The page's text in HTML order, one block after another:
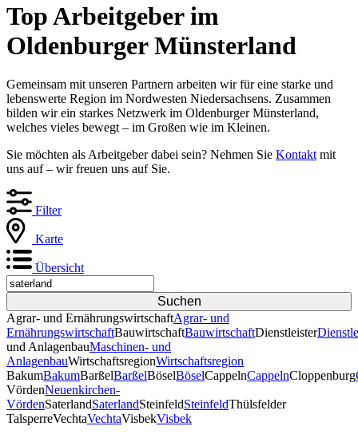
Top Arbeitgeber im
Oldenburger Münsterland
Gemeinsam mit unseren Partnern arbeiten wir für eine starke und
lebenswerte Region im Nordwesten Niedersachsens. Zusammen
bilden wir ein starkes Netzwerk im Oldenburger Münsterland,
welches vieles bewegt – im Großen wie im Kleinen.
Sie möchten als Arbeitgeber dabei sein? Nehmen Sie Kontakt mit
uns auf – wir freuen uns auf Sie.
Filter
Karte
Übersicht
Agrar- und ErnährungswirtschaftAgrar- und
ErnährungswirtschaftBauwirtschaftBauwirtschaftDienstleister
und AnlagenbauMaschinen- und
AnlagenbauWirtschaftsregionWirtschaftsregion
BakumBakumBarßelBarßelBöselBöselCappelnCappelnCloppenburg
VördenNeuenkirchen-
VördenSaterlandSaterlandSteinfeldSteinfeldThülsfelder
TalsperreVechtaVechtaVisbekVisbek